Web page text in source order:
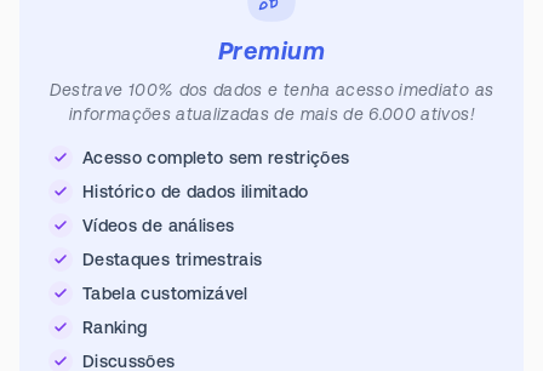
Premium
Destrave 100% dos dados e tenha acesso imediato as
informações atualizadas de mais de 6.000 ativos!
Acesso completo sem restrições
Histórico de dados ilimitado
Vídeos de análises
Destaques trimestrais
Tabela customizável
Ranking
Discussões